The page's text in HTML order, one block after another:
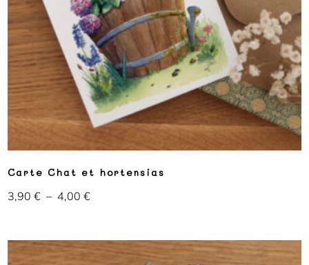
Carte Chat et hortensias
3,90€ – 4,00€